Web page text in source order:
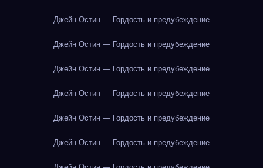
Джейн Остин — Гордость и предубеждение
Джейн Остин — Гордость и предубеждение
Джейн Остин — Гордость и предубеждение
Джейн Остин — Гордость и предубеждение
Джейн Остин — Гордость и предубеждение
Джейн Остин — Гордость и предубеждение